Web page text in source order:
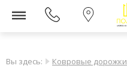
Вы здесь: Ковровые дорожки